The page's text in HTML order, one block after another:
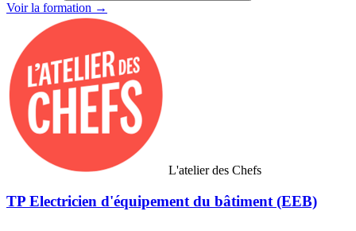
Voir la formation →
L'atelier des Chefs
TP Electricien d'équipement du bâtiment (EEB)